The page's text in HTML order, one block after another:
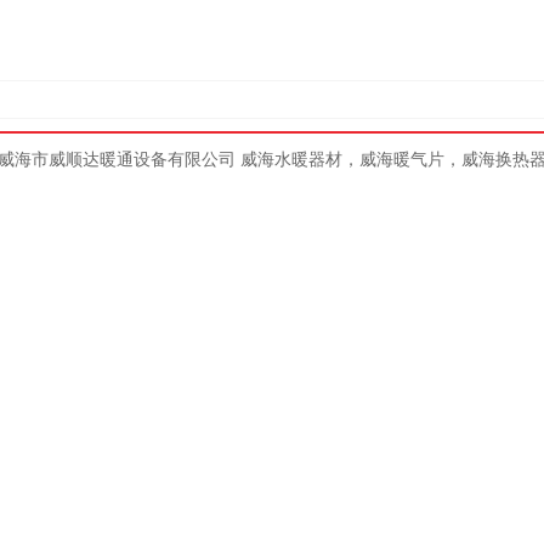
海市威顺达暖通设备有限公司 威海水暖器材 ， 威海暖气片 ， 威海换热器